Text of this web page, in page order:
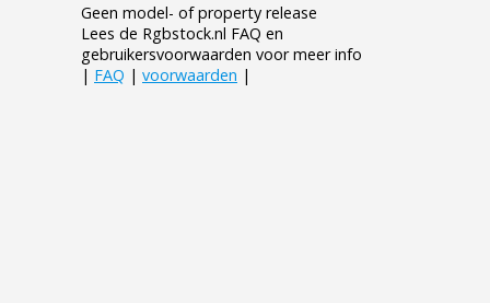
Geen model- of property release
Lees de Rgbstock.nl FAQ en
gebruikersvoorwaarden voor meer info
| FAQ | voorwaarden |